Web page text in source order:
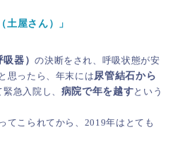
土屋さん）」
吸器）の決断をされ、呼吸状態が安
思ったら、年末には 尿管結石から
急入院し、 病院で年を越す という
てこられてから、2019年はとても